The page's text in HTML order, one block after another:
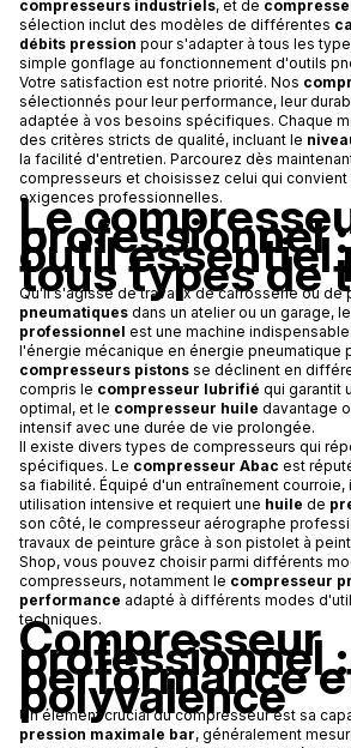
compresseurs industriels, et de
sélection inclut des modèles de différentes
débits pression pour s'adapter à tous les
simple gonflage au fonctionnement d'outils
Votre satisfaction est notre priorité. Nos
sélectionnés pour leur performance, leur
adaptée à vos besoins spécifiques. Chaque
des critères stricts de qualité, incluant le
la facilité d'entretien. Parcourez dès
compresseurs et choisissez celui qui
exigences professionnelles.
Le
professionnel
outil essentiel
tous types de
Qu'il s'agisse de travaux de carrosserie ou de
pneumatiques dans un atelier ou un garage, le
professionnel est une machine
l'énergie mécanique en énergie pneumatique
compresseurs pistons se déclinent en
compris le compresseur lubrifié qui garantit
optimal, et le compresseur huile davantage
intensif avec une durée de vie prolongée.
Il existe divers types de compresseurs qui
spécifiques. Le compresseur Abac est
sa fiabilité. Équipé d'un entraînement courroie,
utilisation intensive et requiert une huile de
son côté, le compresseur aérographe
travaux de peinture grâce à son pistolet à
Shop, vous pouvez choisir parmi différents
compresseurs, notamment le compresseur
performance adapté à différents modes
techniques.
Compresseur
professionnel :
performance
polyvalence
Un élément crucial du compresseur est sa
pression maximale bar, généralement